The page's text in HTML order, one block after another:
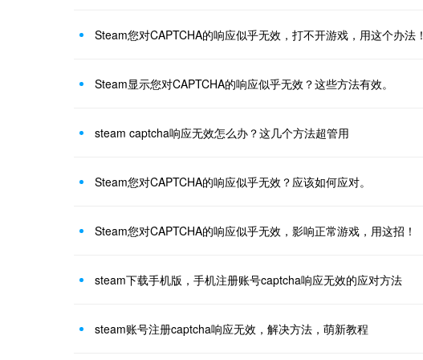
Steam您对CAPTCHA的响应似乎无效，打不开游戏，用这个办法！
Steam显示您对CAPTCHA的响应似乎无效？这些方法有效。
steam captcha响应无效怎么办？这几个方法超管用
Steam您对CAPTCHA的响应似乎无效？应该如何应对。
Steam您对CAPTCHA的响应似乎无效，影响正常游戏，用这招！
steam下载手机版，手机注册账号captcha响应无效的应对方法
steam账号注册captcha响应无效，解决方法，萌新教程